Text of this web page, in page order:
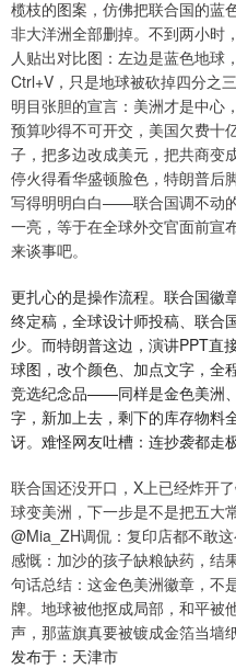
榄枝的图案，仿佛把联合国的蓝
非大洋洲全部删掉。不到两小时
人贴出对比图：左边是蓝色地球
Ctrl+V，只是地球被砍掉四分之
明目张胆的宣言：美洲才是中心
预算吵得不可开交，美国欠费十
子，把多边改成美元，把共商变
停火得看华盛顿脸色，特朗普后
写得明明白白——联合国调不动
一亮，等于在全球外交官面前宣
来谈事吧。
更扎心的是操作流程。联合国徽
终定稿，全球设计师投稿、联合
少。而特朗普这边，演讲PPT直
球图，改个颜色、加点文字，全
竞选纪念品——同样是金色美洲
字，新加上去，剩下的库存物料
讶。难怪网友吐槽：连抄袭都走
联合国还没开口，X上已经炸开
球变美洲，下一步是不是把五大
@Mia_ZH调侃：复印店都不敢
感慨：加沙的孩子缺粮缺药，结
句话总结：这金色美洲徽章，不
牌。地球被他抠成局部，和平被
声，那蓝旗真要被镀成金箔当墙
发布于：天津市